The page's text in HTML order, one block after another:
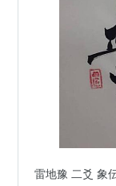
雷地豫 二爻 象